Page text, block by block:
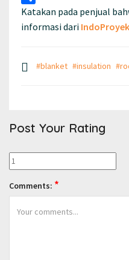
Share
Katakan pada penjual
informasi dari
#blanket #insulation
Post Your Rating
Comments: *